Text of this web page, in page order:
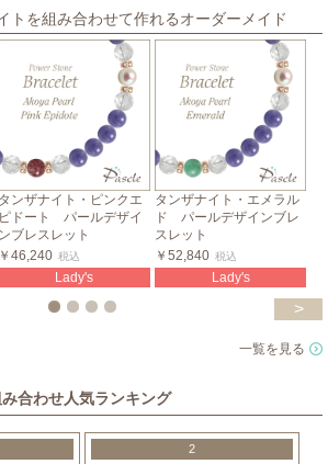
トを組み合わせて作れるオーダーメイド
タンザナイト・ピンクエ
ピドート パールデザイ
ンブレスレット
￥46,240 税込
Lady's
タンザナイト・エメラル
ド パールデザインブレ
スレット
￥52,840 税込
Lady's
>
一覧を見る
み合わせ人気ランキング
2